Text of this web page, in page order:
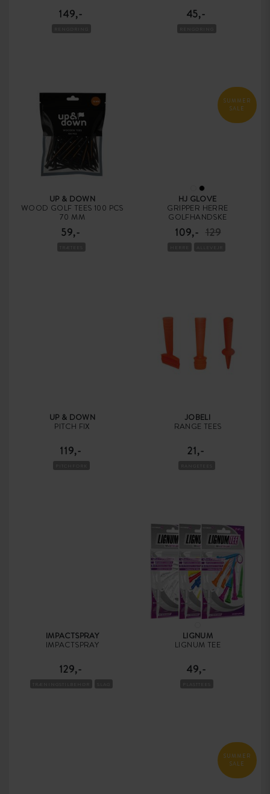
149,- 45,-
UP & DOWN
WOOD GOLF TEES 100 PCS
70 MM
59,-
SUMMER
SALE
HJ GLOVE
GRIPPER HERRE
GOLFHANDSKE
109,- 129
UP & DOWN
PITCH FIX
119,-
JOBELI
RANGE TEES
21,-
IMPACTSPRAY
IMPACTSPRAY
129,-
LIGNUM
LIGNUM TEE
49,-
SUMMER
SALE